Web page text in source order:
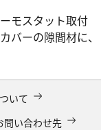
モスタット取付
バーの隙間材に、
いて
問い合わせ先